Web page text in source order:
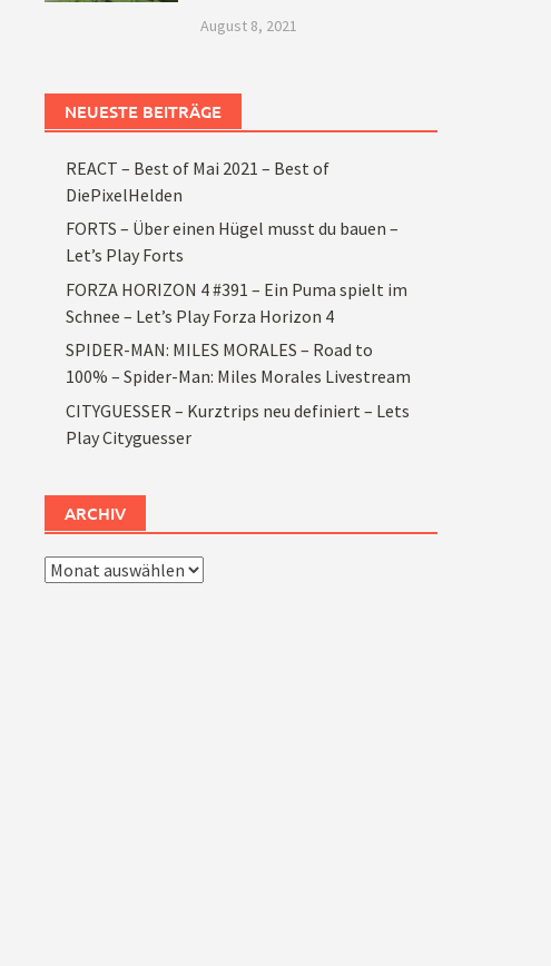
August 8, 2021
NEUESTE BEITRÄGE
REACT – Best of Mai 2021 – Best of
DiePixelHelden
FORTS – Über einen Hügel musst du bauen –
Let’s Play Forts
FORZA HORIZON 4 #391 – Ein Puma spielt im
Schnee – Let’s Play Forza Horizon 4
SPIDER-MAN: MILES MORALES – Road to
100% – Spider-Man: Miles Morales Livestream
CITYGUESSER – Kurztrips neu definiert – Lets
Play Cityguesser
ARCHIV
Archiv